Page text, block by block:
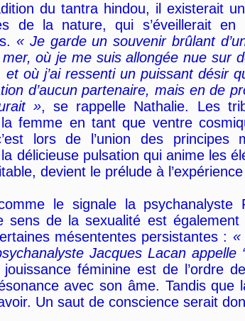
du tantra hindou, il existerait
de la nature, qui s’éveillerait
« Je garde un souvenir brûlant
où je me suis allongée nue sur
et où j’ai ressenti un puissant désir
d’aucun partenaire, mais en de
», se rappelle Nathalie. Les
femme en tant que ventre
lors de l’union des principes
la délicieuse pulsation qui anime les
devient le prélude à
le signale la
sens de la sexualité est
mésententes persistantes : «
Jacques Lacan appelle
féminine est de l’ordre
avec son âme. Tandis que
Un saut de conscience serait